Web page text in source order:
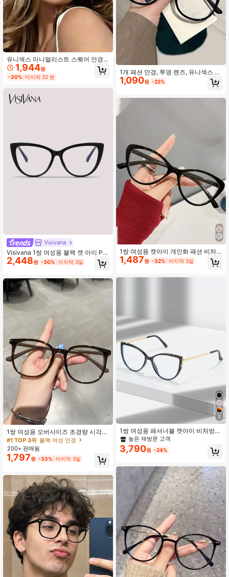
유니섹스 미니멀리스트 스퀘어 안경
얼굴 슬리밍 플레인 안경 사무실 일상
학습 게임용
1,944원
-30% 마지막 32 분
Visivana
Visivana 1쌍 여성용 블랙 캣 아이 PC
프레임 미니멀리스트 단색 다용도 투
명 렌즈 안경
2,448원 -30% 마지막 3일
1쌍 여성용 오버사이즈 초경량 시각
피로 방지 투명 렌즈 보호 안경, 패셔
너블한 음악 축제 아이웨어, 다기능 평
면 렌즈, 일상 사용, 컴퓨터, TV, 게임
또는 휴대폰 시청에 적합
#1 TOP 3위 블랙 여성 안경
200+ 판매됨
1,797원 -33% 마지막 3일
1개 패션 안경, 투명 렌즈, 유니섹스 안
경, 검정, 회색 및 투명 프레임, 눈 보호
및 패션(안경 케이스 없음)
1,090원 -22%
1쌍 여성용 캣아이 개인화 패션 비처
방 안경, 다용도 여름 아이템, 패션 의
상, 파티 장식, 컴퓨터 사무실, 일상 사
1,487원 -32% 마지막 3일
4
1쌍 여성용 패셔너블 캣아이 비처방
안경, 캐주얼 & 다용도
높은 재방문 고객
3,790원 -24%